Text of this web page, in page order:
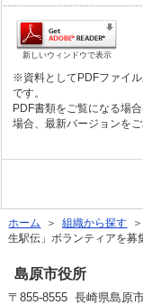
新しいウィンドウで表示
※資料としてPDFファイ
です。
PDF書類をご覧になる場
場合、最新バージョンをご
ホーム ＞組織から探す
生駅伝」ボランティアを募
島原市役所
〒855-8555 長崎県島原